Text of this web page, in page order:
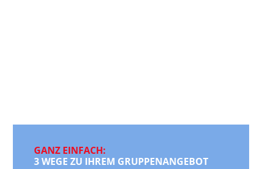
GANZ EINFACH:
3 WEGE ZU IHREM GRUPPENANGEBOT